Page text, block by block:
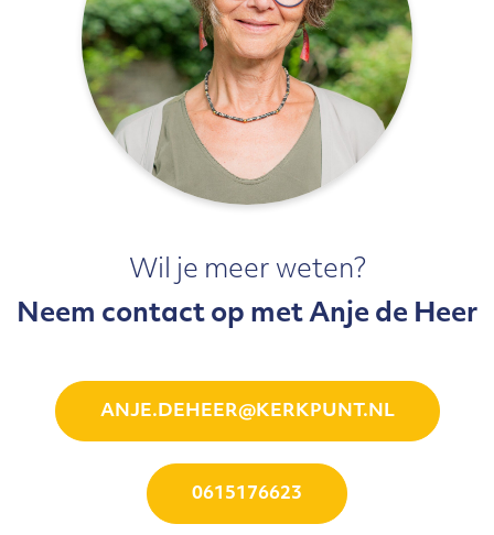
Wil je meer weten?
Neem contact op met Anje de Heer
ANJE.DEHEER@KERKPUNT.NL
0615176623